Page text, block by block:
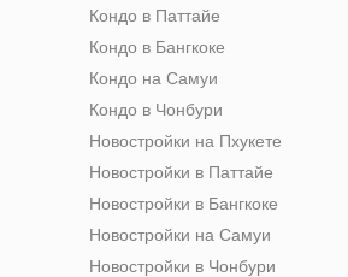
Кондо в Паттайе
Кондо в Бангкоке
Кондо на Самуи
Кондо в Чонбури
Новостройки на Пхукете
Новостройки в Паттайе
Новостройки в Бангкоке
Новостройки на Самуи
Новостройки в Чонбури